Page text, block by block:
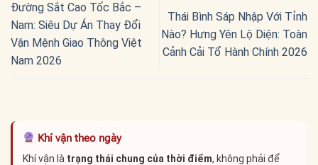
Đường Sắt Cao Tốc Bắc –
Nam: Siêu Dự Án Thay Đổi
Vận Mệnh Giao Thông Việt
Nam 2026
Thái Bình Sáp Nhập Với Tỉnh
Nào? Hưng Yên Lộ Diện: Toàn
Cảnh Cải Tổ Hành Chính 2026
Khí vận theo ngày
Khí vận là trạng thái chung của thời điểm, không phải để